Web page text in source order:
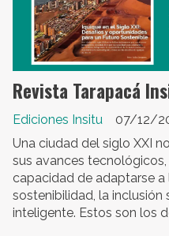
Revista Tarapacá
Ediciones Insitu
07/12/
Una ciudad del siglo XXI
sus avances
capacidad de adaptarse
sostenibilidad, la inclusión
inteligente. Estos son los